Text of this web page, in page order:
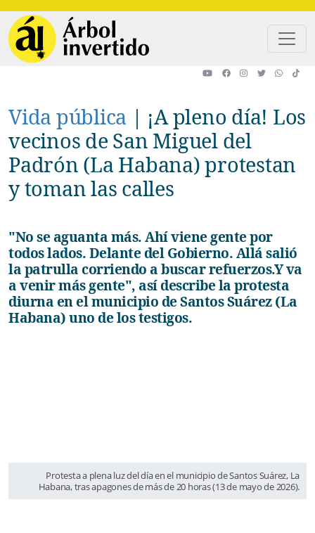
Vida pública | ¡A pleno día! Los
vecinos de San Miguel del
Padrón (La Habana) protestan
y toman las calles
"No se aguanta más. Ahí viene gente por
todos lados. Delante del Gobierno. Allá salió
la patrulla corriendo a buscar refuerzos.Y va
a venir más gente", así describe la protesta
diurna en el municipio de Santos Suárez (La
Habana) uno de los testigos.
Protesta a plena luz del día en el municipio de Santos Suárez, La
Habana, tras apagones de más de 20 horas (13 de mayo de 2026).